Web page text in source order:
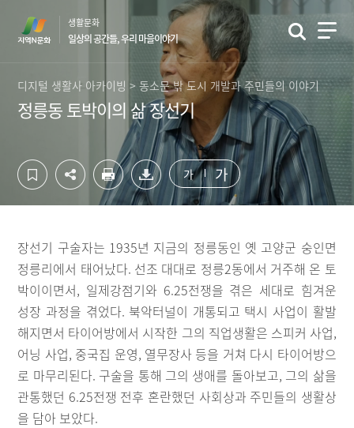
생활문화
일상의 공간들, 우리 마을이야기
디지털 생활사 아카이빙 > 동소문 밖 도시 개발과 주민들의 이야기
정릉동 토박이의 삶 장선기
가 가
장선기 구술자는 1935년 지금의 정릉동인 옛 고양군 숭인면
정릉리에서 태어났다. 선조 대대로 정릉2동에서 거주해 온 토
박이이면서, 일제강점기와 6.25전쟁을 겪은 세대로 힘겨운
성장 과정을 겪었다. 북악터널이 개통되고 택시 사업이 활발
해지면서 타이어방에서 시작한 그의 직업생활은 스피커 사업,
어닝 사업, 중국집 운영, 열무장사 등을 거쳐 다시 타이어방으
로 마무리된다. 구술을 통해 그의 생애를 돌아보고, 그의 삶을
관통했던 6.25전쟁 전후 혼란했던 사회상과 주민들의 생활상
을 담아 보았다.